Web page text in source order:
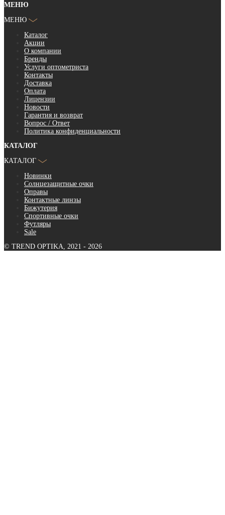
МЕНЮ
МЕНЮ
Каталог
Акции
О компании
Бренды
Услуги оптометриста
Контакты
Доставка
Оплата
Лицензии
Новости
Гарантия и возврат
Вопрос / Ответ
Политика конфиденциальности
КАТАЛОГ
КАТАЛОГ
Новинки
Солнцезащитные очки
Оправы
Контактные линзы
Бижутерия
Спортивные очки
Футляры
Sale
© TREND OPTIKA, 2021 - 2026